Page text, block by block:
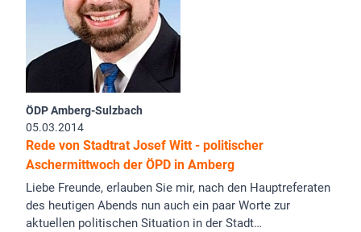
ÖDP Amberg-Sulzbach
05.03.2014
Rede von Stadtrat Josef Witt - politischer
Aschermittwoch der ÖPD in Amberg
Liebe Freunde, erlauben Sie mir, nach den Hauptreferaten
des heutigen Abends nun auch ein paar Worte zur
aktuellen politischen Situation in der Stadt…